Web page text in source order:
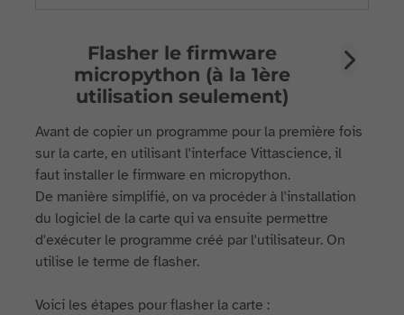
Flasher le firmware
micropython (à la 1ère
utilisation seulement)
Avant de copier un programme pour la première fois
sur la carte, en utilisant l'interface Vittascience, il
faut installer le firmware en micropython.
De manière simplifié, on va procéder à l'installation
du logiciel de la carte qui va ensuite permettre
d'exécuter le programme créé par l'utilisateur. On
utilise le terme de flasher.
Voici les étapes pour flasher la carte :